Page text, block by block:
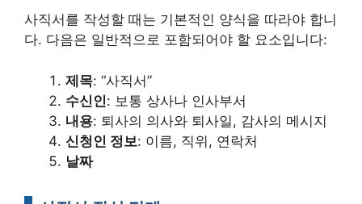
사직서를 작성할 때는 기본적인 양식을 따라야 합니
다. 다음은 일반적으로 포함되어야 할 요소입니다:
제목: “사직서”
수신인: 보통 상사나 인사부서
내용: 퇴사의 의사와 퇴사일, 감사의 메시지
신청인 정보: 이름, 직위, 연락처
날짜